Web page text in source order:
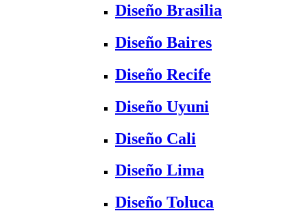
Diseño Brasilia
Diseño Baires
Diseño Recife
Diseño Uyuni
Diseño Cali
Diseño Lima
Diseño Toluca